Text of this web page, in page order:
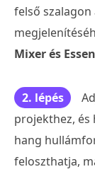
felső
Mixer és
2. lépés
projekthez, és
hang
feloszthatja,